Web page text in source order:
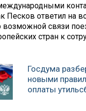
Песков ответил на
возможной связи
стран к
Госдума
новыми
оплаты